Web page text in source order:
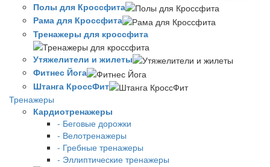
Полы для Кроссфита
Рама для Кроссфита
Тренажеры для кроссфита
Утяжелители и жилеты
Фитнес Йога
Штанга КроссФит
Тренажеры
Кардиотренажеры
- Беговые дорожки
- Велотренажеры
- Гребные тренажеры
- Эллиптические тренажеры